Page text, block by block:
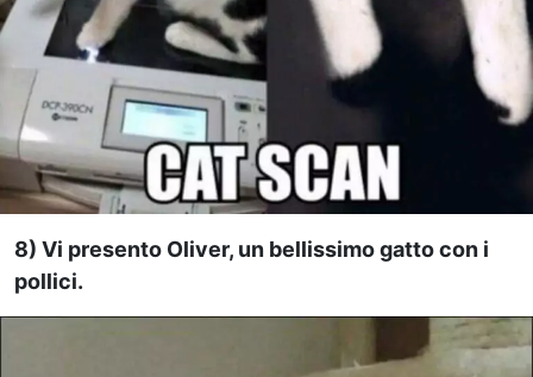
8) Vi presento Oliver, un bellissimo gatto con i
pollici.